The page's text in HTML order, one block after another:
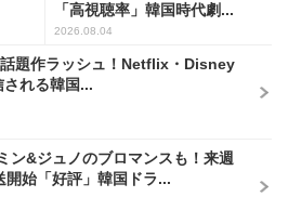
「高視聴率」韓国時代劇...
2026.08.04
題作ラッシュ！Netflix・Disney
れる韓国...
ン&ジュノのブロマンスも！来週
開始「好評」韓国ドラ...